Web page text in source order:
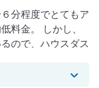
ませんの一点ばり
掃除も出来ていな
我々は、その写真
え、謝り、バルコ
掃除がされていな
分程度でとてもア
料金。 しかし、
ので、ハウスダス
レビューへのホテル